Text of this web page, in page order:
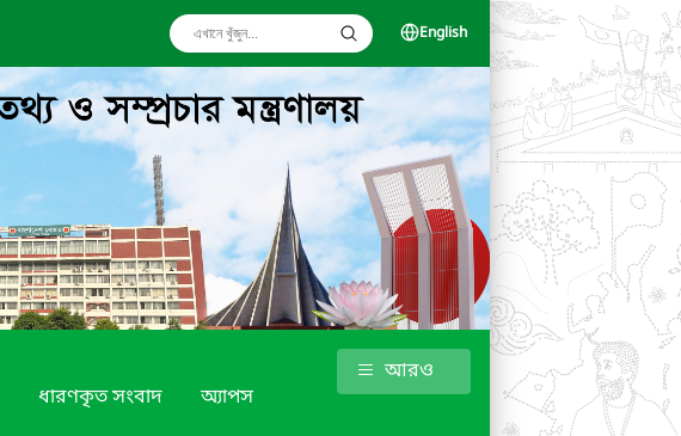
English
ধারণকৃত সংবাদ অ্যাপস
আরও